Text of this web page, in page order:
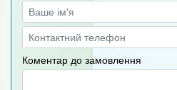
Коментар до замовлення